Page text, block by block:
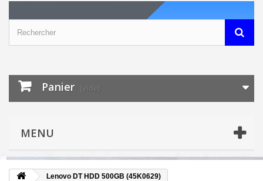
Panier (vide)
MENU
Lenovo DT HDD 500GB (45K0629)